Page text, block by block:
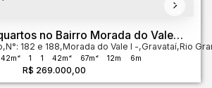
no Bairro Morada do Vale
R$ 269.000,00
,N°: 182 e 188,Morada do Vale I ,Gravataí,Rio
42m² 1 1 42m² 67m² 12m 6m